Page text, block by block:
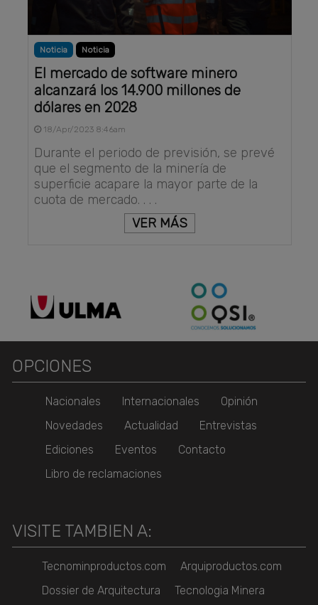
Noticia Noticia
El mercado de software minero
alcanzará los 14.900 millones de
dólares en 2028
18/Apr/2023 8:46am
Durante el periodo de previsión, se prevé
que el segmento de la minería de
superficie acapare la mayor parte de la
cuota de mercado. . . .
VER MÁS
OPCIONES
Nacionales Internacionales
Opinión
Novedades
Actualidad
Entrevistas
Ediciones
Eventos
Contacto
Libro de reclamaciones
VISITE TAMBIEN A:
Tecnominproductos.com
Arquiproductos.com
Dossier de Arquitectura
Tecnologia Minera